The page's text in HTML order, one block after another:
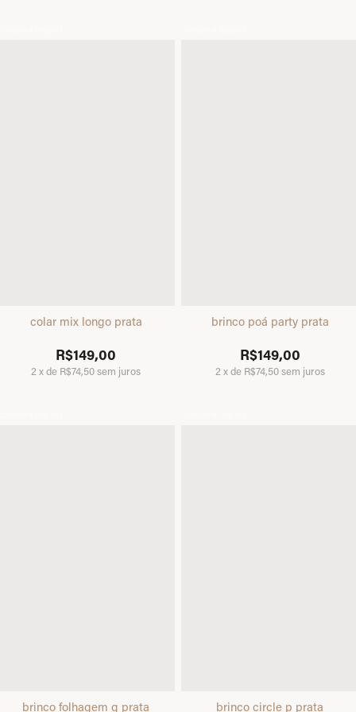
colar mix longo prata
R$149,00
2 xde R$74,50sem juros
brinco poá party prata
R$149,00
2 xde R$74,50sem juros
brinco folhagem g prata brinco circle p prata